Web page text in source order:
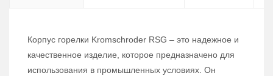
Корпус горелки Kromschroder RSG – это надежное и
качественное изделие, которое предназначено для
использования в промышленных условиях. Он